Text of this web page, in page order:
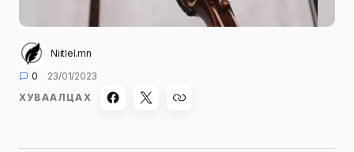
Niitlel.mn
0
23/01/2023
ХУВААЛЦАХ